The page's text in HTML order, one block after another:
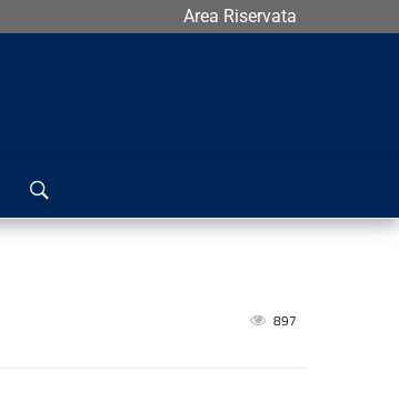
Area Riservata
Cerca
897